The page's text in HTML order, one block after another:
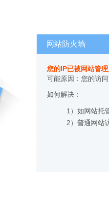
网站防火墙
您的IP已被网站管
可能原因：您的访
如何解决：
1）如网站托
2）普通网站